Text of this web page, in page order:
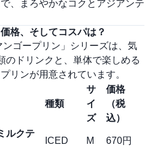
、まろやかなコクとアジアンテ
格、そしてコスパは？
ゴープリン」シリーズは、気
のドリンクと、単体で楽しめる
リンが用意されています。
種類
サ
イ
ズ
価格
（税
込）
ルクテ
ICED M 670円